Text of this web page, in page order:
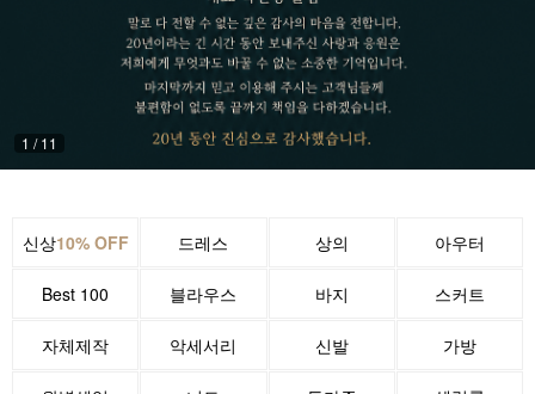
1 /11
신상10% OFF 드레스 상의 아우터
Best 100 블라우스 바지 스커트
자체제작 악세서리 신발 가방